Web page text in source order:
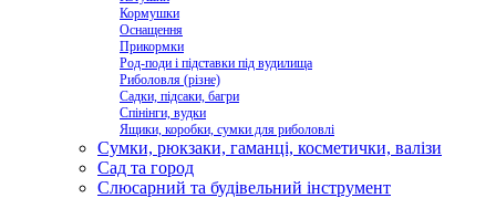
Кормушки
Оснащення
Прикормки
Род-поди і підставки під вудилища
Риболовля (різне)
Садки, підсаки, багри
Спінінги, вудки
Ящики, коробки, сумки для риболовлі
Сумки, рюкзаки, гаманці, косметички, валізи
Сад та город
Слюсарний та будівельний інструмент